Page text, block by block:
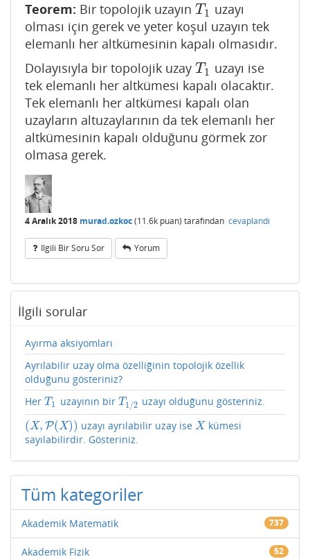
Teorem: Bir topolojik uzayın T 1
T1 uzayı
olması için gerek ve yeter koşul uzayın tek
elemanlı her altkümesinin kapalı olmasıdır.
Dolayısıyla bir topolojik uzay T 1
T1 uzayı ise
tek elemanlı her altkümesi kapalı olacaktır.
Tek elemanlı her altkümesi kapalı olan
uzayların altuzaylarının da tek elemanlı her
altkümesinin kapalı olduğunu görmek zor
olmasa gerek.
4 Aralık 2018 murad.ozkoc(11.6k puan) tarafından cevaplandı
Ilgili Bir Soru Sor Yorum
İlgili sorular
Ayırma aksiyomları
Ayrılabilir uzay olma özelliğinin topolojik özellik
olduğunu gösteriniz?
Her T 1
T1 uzayının bir T 1 /2
T1 /2 uzayı olduğunu gösteriniz.
(X, P(X))
(X,P( X)) uzayı ayrılabilir uzay ise X
X
kümesi
sayılabilirdir. Gösteriniz.
Tüm kategoriler
Akademik Matematik 737
Akademik Fizik 52